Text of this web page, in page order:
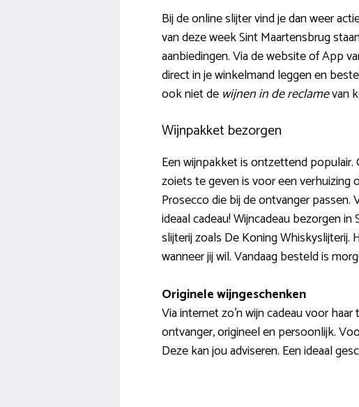
Bij de online slijter vind je dan weer
van deze week Sint Maartensbrug
aanbiedingen. Via de website of App
direct in je winkelmand leggen en
ook niet de wijnen in de reclamevan
Wijnpakket bezorgen
Een wijnpakket is ontzettend populair.
zoiets te geven is voor een verhuizing
Prosecco die bij de ontvanger
ideaal cadeau! Wijncadeau bezorgen
slijterij zoals De Koning Whiskyslijterij.
wanneer jij wil. Vandaag besteld is
Originele wijngeschenken
Via internet zo’n wijn cadeau voor
ontvanger, origineel en persoonlijk.
Deze kan jou adviseren. Een ideaal